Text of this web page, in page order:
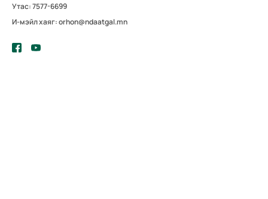
Утас: 7577-6699
И-мэйл хаяг: orhon@ndaatgal.mn